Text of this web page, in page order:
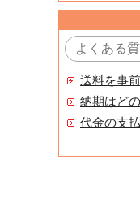
送料を事
納期はど